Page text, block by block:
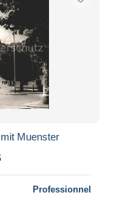
Muenster
Professionnel